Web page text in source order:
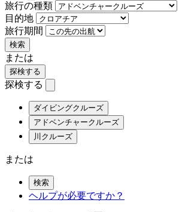
旅行の種類
目的地
旅行期間
検索
または
探検する
探検する
ダイビングクルーズ
アドベンチャークルーズ
川クルーズ
または
検索
ヘルプが必要ですか？